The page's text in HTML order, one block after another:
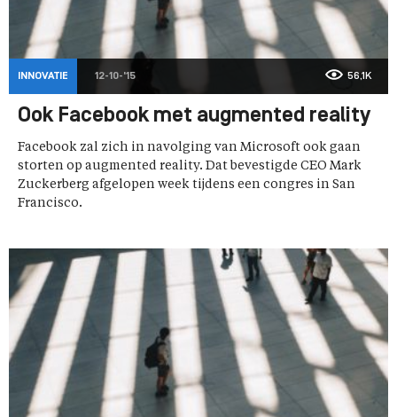
INNOVATIE 12-10-'15 56,1K
Ook Facebook met augmented reality
Facebook zal zich in navolging van Microsoft ook gaan
storten op augmented reality. Dat bevestigde CEO Mark
Zuckerberg afgelopen week tijdens een congres in San
Francisco.